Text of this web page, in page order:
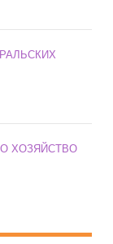
ХОЗЯЙСТВО